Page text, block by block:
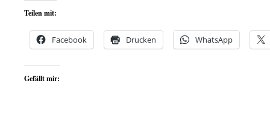
Teilen mit:
Facebook Drucken WhatsApp
Gefällt mir: